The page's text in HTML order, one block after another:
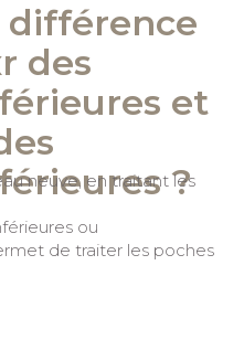
différence
des
et
?
neuve, en traitant les
ou
de traiter les poches